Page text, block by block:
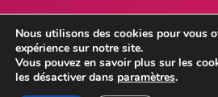
Mentions légales • © 2026
Nous utilisons des cookies pour vous
expérience sur notre site.
Vous pouvez en savoir plus sur les
les désactiver dans paramètres.